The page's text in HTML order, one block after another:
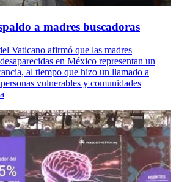
a madres buscadoras
Vaticano afirmó que las madres
en México representan un
al tiempo que hizo un llamado a
vulnerables y comunidades